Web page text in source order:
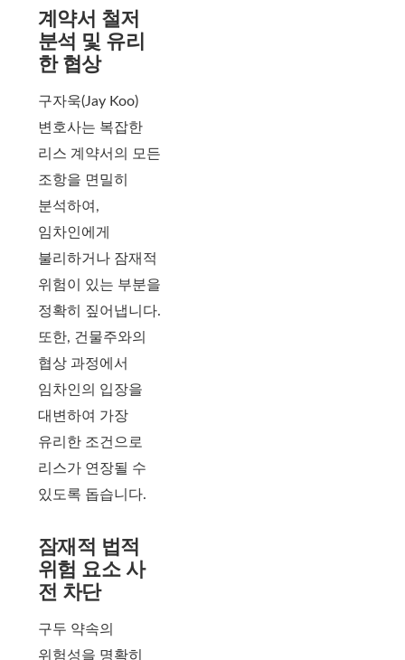
계약서 철저
분석 및 유리
한 협상
구자욱(Jay Koo)
변호사는 복잡한
리스 계약서의 모든
조항을 면밀히
분석하여,
임차인에게
불리하거나 잠재적
위험이 있는 부분을
정확히 짚어냅니다.
또한, 건물주와의
협상 과정에서
임차인의 입장을
대변하여 가장
유리한 조건으로
리스가 연장될 수
있도록 돕습니다.
잠재적 법적
위험 요소 사
전 차단
구두 약속의
위험성을 명확히